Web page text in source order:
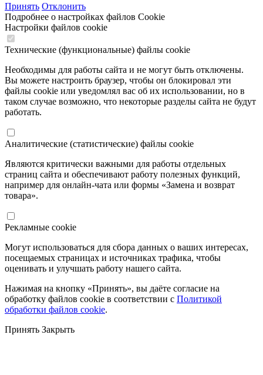
Принять Отклонить
Подробнее о настройках файлов Cookie
Настройки файлов cookie
Технические (функциональные) файлы cookie
Необходимы для работы сайта и не могут быть отключены.
Вы можете настроить браузер, чтобы он блокировал эти
файлы cookie или уведомлял вас об их использовании, но в
таком случае возможно, что некоторые разделы сайта не будут
работать.
Аналитические (статистические) файлы cookie
Являются критически важными для работы отдельных
страниц сайта и обеспечивают работу полезных функций,
например для онлайн-чата или формы «Замена и возврат
товара».
Рекламные cookie
Могут использоваться для сбора данных о ваших интересах,
посещаемых страницах и источниках трафика, чтобы
оценивать и улучшать работу нашего сайта.
Нажимая на кнопку «Принять», вы даёте согласие на
обработку файлов cookie в соответствии с Политикой
обработки файлов cookie.
Принять Закрыть